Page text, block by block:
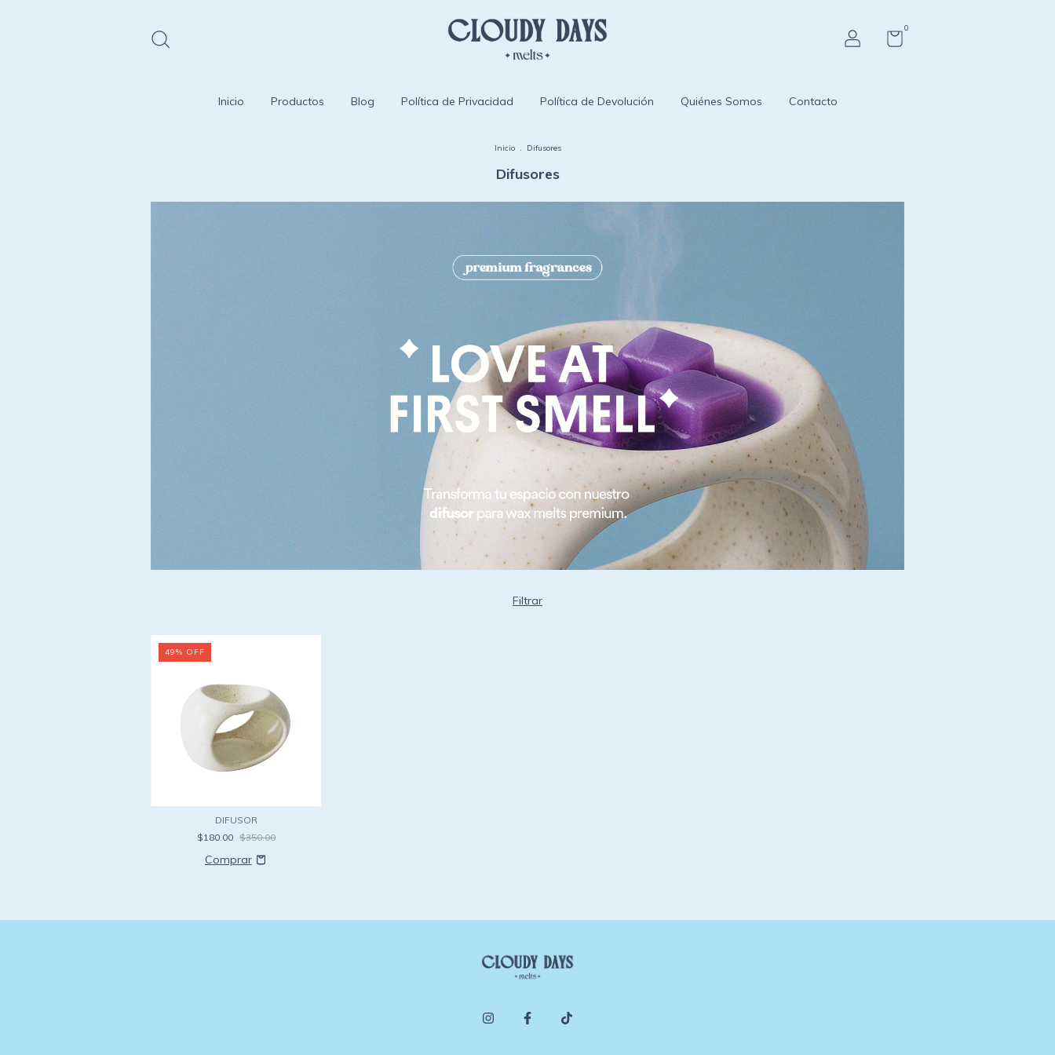
0
Inicio Productos Blog Política de Privacidad Política de Devolución Quiénes Somos Contacto
Inicio . Difusores
Difusores
Filtrar
49% OFF
DIFUSOR
$180.00 $350.00